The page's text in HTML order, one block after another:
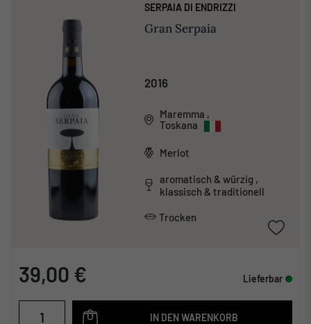
SERPAIA DI ENDRIZZI
Gran Serpaia
2016
Maremma ,
Toskana
Merlot
aromatisch & würzig ,
klassisch & traditionell
Trocken
39,00 € Lieferbar
IN DEN WARENKORB